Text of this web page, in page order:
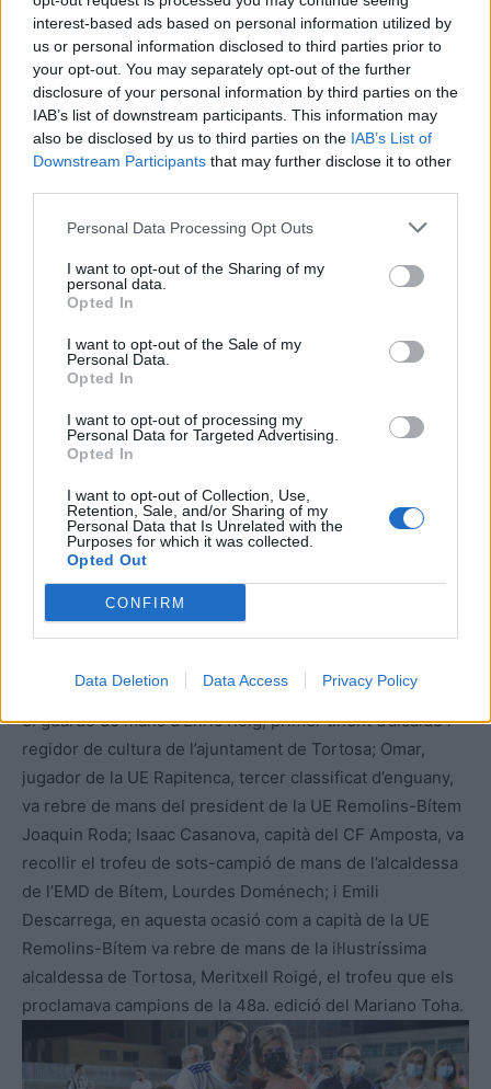
interest-based ads based on personal information utilized by
us or personal information disclosed to third parties prior to
your opt-out. You may separately opt-out of the further
disclosure of your personal information by third parties on the
IAB’s list of downstream participants. This information may
also be disclosed by us to third parties on the IAB’s List of
Downstream Participants that may further disclose it to other
Personal Data Processing Opt Outs
I want to opt-out of the Sharing of my
personal data.
Opted In
I want to opt-out of the Sale of my
Personal Data.
Opted In
I want to opt-out of processing my
Personal Data for Targeted Advertising.
Opted In
I want to opt-out of Collection, Use,
Retention, Sale, and/or Sharing of my
Personal Data that Is Unrelated with the
Purposes for which it was collected.
Opted Out
CONFIRM
Data Deletion Data Access Privacy Policy
Aleix Reolit amb el trofeu de millor porter del Toha. Foto: Carlos López
(Premsa CD Tortosa)
Tortosa, quart classificat de l’edició d’enguany, va rebre
el guardó de mans d’Enric Roig, primer tinent d’alcalde i
regidor de cultura de l’ajuntament de Tortosa; Omar,
jugador de la UE Rapitenca, tercer classificat d’enguany,
va rebre de mans del president de la UE Remolins-Bítem
Joaquin Roda; Isaac Casanova, capità del CF Amposta, va
recollir el trofeu de sots-campió de mans de l’alcaldessa
de l’EMD de Bítem, Lourdes Doménech; i Emili
Descarrega, en aquesta ocasió com a capità de la UE
Remolins-Bítem va rebre de mans de la il·lustríssima
alcaldessa de Tortosa, Meritxell Roigé, el trofeu que els
proclamava campions de la 48a. edició del Mariano Toha.